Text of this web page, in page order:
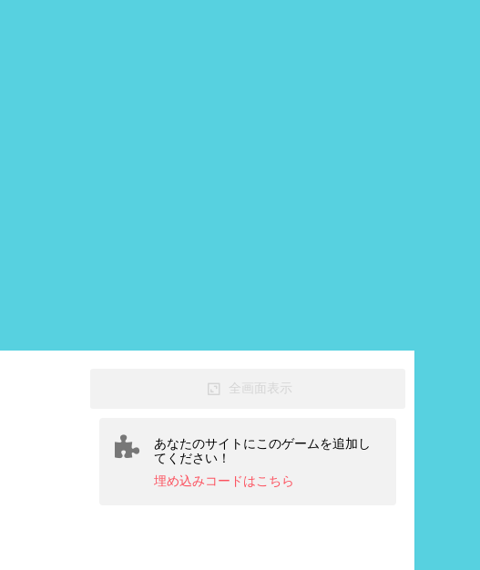
全画面表示
あなたのサイトにこのゲームを追加し
てください！
埋め込みコードはこちら